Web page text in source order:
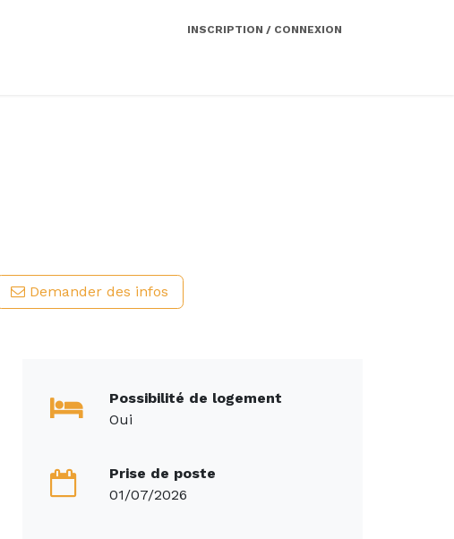
INSCRIPTION / CONNEXION
Demander des infos
Possibilité de logement
Oui
Prise de poste
01/07/2026